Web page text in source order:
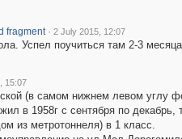
fragment · 2 July 2015, 12:07
Успел поучиться там 2-3
15:07
(в самом нижнем левом углу
в 1958г с сентября по декабрь,
из метротоннеля) в 1 класс.